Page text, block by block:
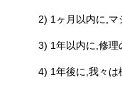
2) 1ヶ月以内に,マ
3) 1年以内に,修理
4) 1年後に,我々は